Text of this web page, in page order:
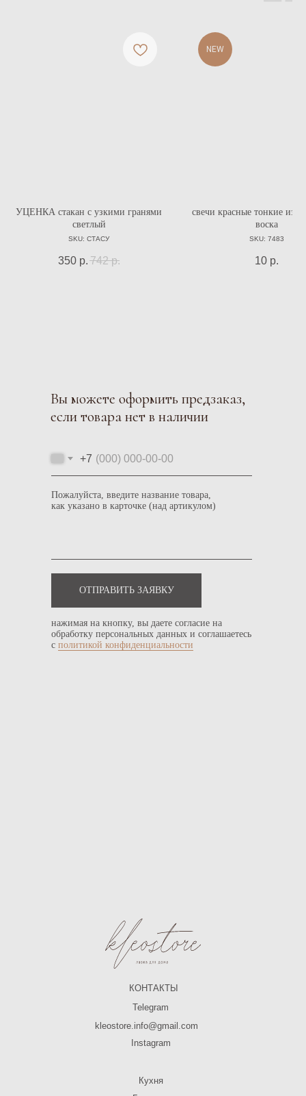
УЦЕНКА стакан с узкими гранями
светлый
SKU: СТАСУ
350 р. 742 р.
NEW
свечи красные тонкие из
воска
SKU: 7483
10 р.
Вы можете оформить предзаказ,
если товара нет в наличии
+7
Пожалуйста, введите название товара,
как указано в карточке (над артикулом)
ОТПРАВИТЬ ЗАЯВКУ
нажимая на кнопку, вы даете согласие на
обработку персональных данных и соглашаетесь
с политикой конфиденциальности
Кухня
КОНТАКТЫ
Telegram
kleostore.info@gmail.com
Instagram